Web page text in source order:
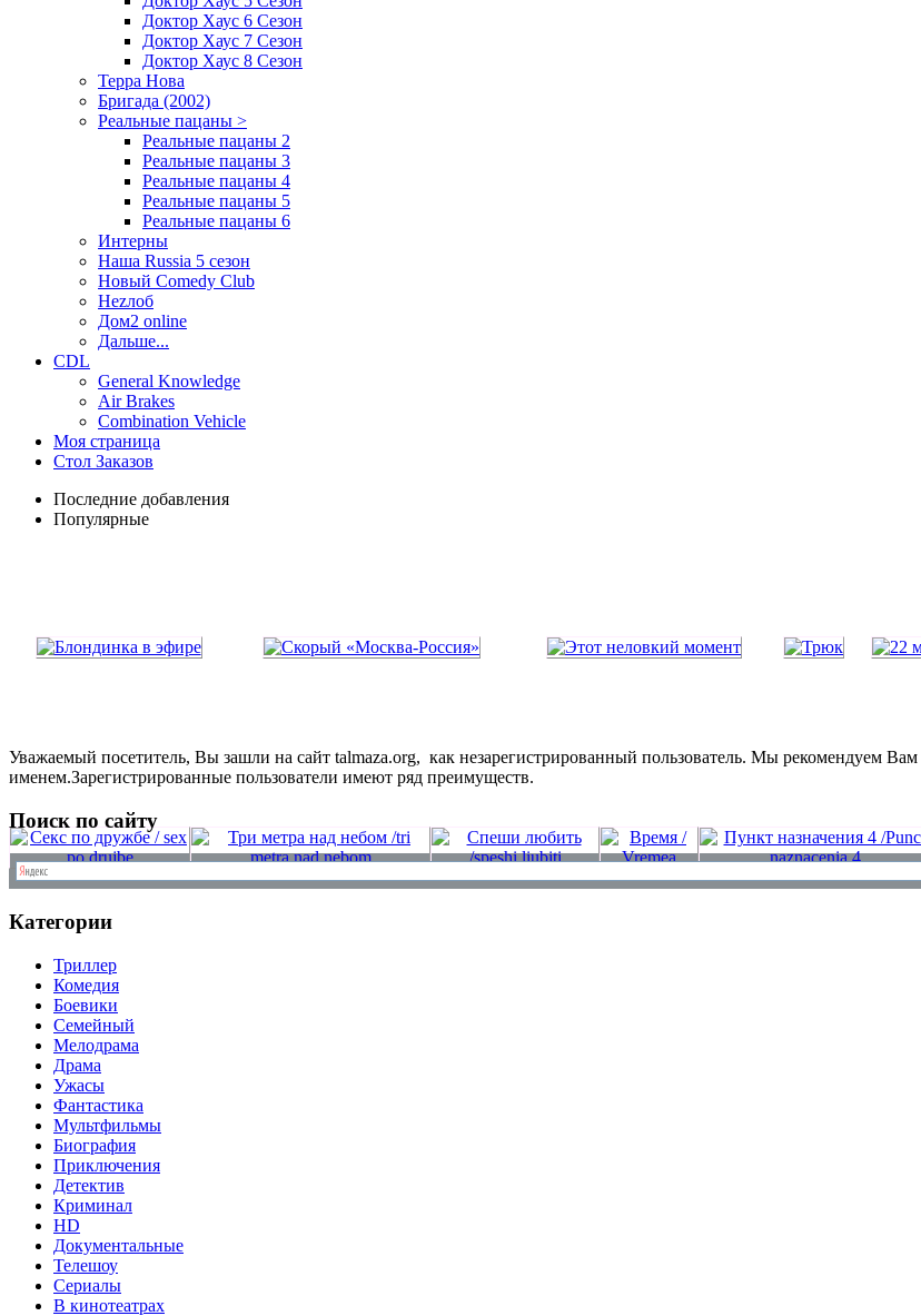
Доктор Хаус 6 Сезон
Доктор Хаус 7 Сезон
Доктор Хаус 8 Сезон
Терра Нова
Бригада (2002)
Реальные пацаны >
Реальные пацаны 2
Реальные пацаны 3
Реальные пацаны 4
Реальные пацаны 5
Реальные пацаны 6
Интерны
Наша Russia 5 сезон
Новый Comedy Club
Неzлоб
Дом2 online
Дальше...
CDL
General Knowledge
Air Brakes
Combination Vehicle
Моя страница
Стол Заказов
Последние добавления
Популярные
Уважаемый посетитель, Вы зашли на сайт talmaza.org, как незарегистрированный пользователь. Мы рекомендуем Вам
именем.Зарегистрированные пользователи имеют ряд преимуществ.
Поиск по сайту
Категории
Триллер
Комедия
Боевики
Семейный
Мелодрама
Драма
Ужасы
Фантастика
Мультфильмы
Биография
Приключения
Детектив
Криминал
HD
Документальные
Телешоу
Сериалы
В кинотеатрах